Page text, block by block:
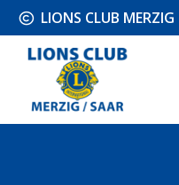
LIONS CLUB